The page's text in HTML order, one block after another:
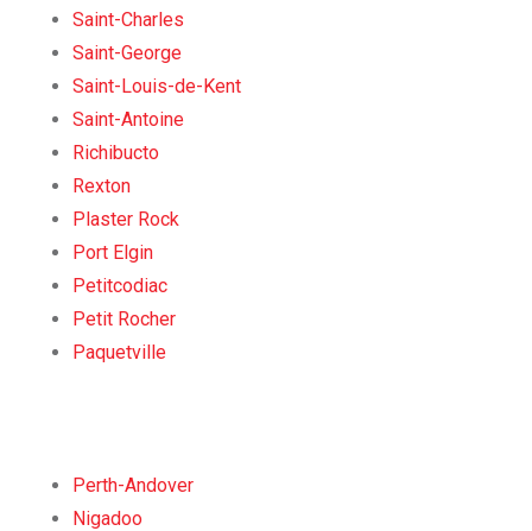
Saint-Charles
Saint-George
Saint-Louis-de-Kent
Saint-Antoine
Richibucto
Rexton
Plaster Rock
Port Elgin
Petitcodiac
Petit Rocher
Paquetville
Perth-Andover
Nigadoo